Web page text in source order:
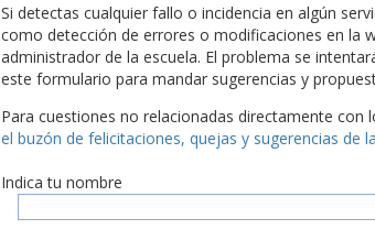
Si detectas cualquier fallo o incidencia en algún
como detección de errores o modificaciones en la
administrador de la escuela. El problema se
este formulario para mandar sugerencias y
Para cuestiones no relacionadas directamente
el buzón de felicitaciones, quejas y sugerencias de
Indica tu nombre